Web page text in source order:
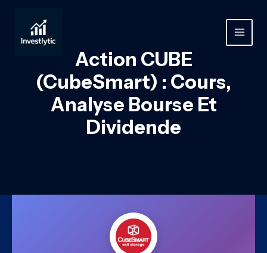
contenu
MAIN
Action CUBE
(CubeSmart) : Cours,
Analyse Bourse Et
Dividende